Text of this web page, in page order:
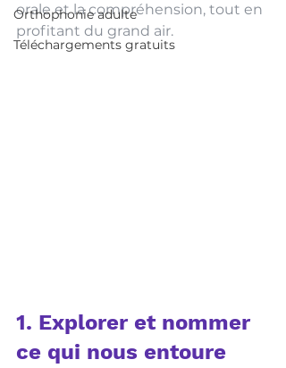
Orthophonie adulte
Téléchargements gratuits
orale et la compréhension, tout en
profitant du grand air.
1. Explorer et nommer
ce qui nous entoure